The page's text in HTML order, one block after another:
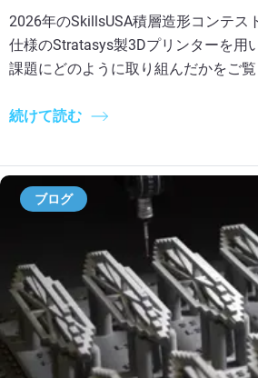
2026年のSkillsUSA積層造形コンテス
仕様のStratasys製3Dプリンターを用
課題にどのように取り組んだかをご覧
続けて読む
ブログ